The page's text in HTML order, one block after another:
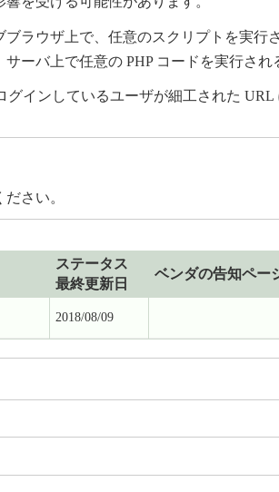
ラウザ上で、任意のスクリプトを実行
ーバ上で任意の PHP コードを実行され
インしているユーザが細工された
さい。
ステータス
最終更新日
ベンダの告知ペー
2018/08/09